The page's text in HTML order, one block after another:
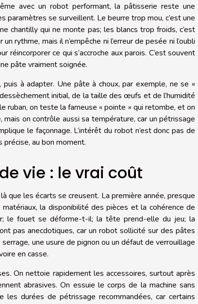
avec un robot performant, la pâtisserie reste une
se surveillent. Le beurre trop mou, c’est une
chantilly qui ne monte pas; les blancs trop froids, c’est
rythme, mais il n’empêche ni l’erreur de pesée ni l’oubli
ce qui s’accroche aux parois. C’est souvent
pâte vraiment soignée.
à adapter. Une pâte à choux, par exemple, ne se «
initial, de la taille des œufs et de l’humidité
ruban, on teste la fameuse « pointe » qui retombe, et on
on contrôle aussi sa température, car un pétrissage
le façonnage. L’intérêt du robot n’est donc pas de
précise, au bon moment.
vie : le vrai coût
que les écarts se creusent. La première année, presque
la disponibilité des pièces et la cohérence de
le fouet se déforme-t-il; la tête prend-elle du jeu; la
pas anecdotiques, car un robot sollicité sur des pâtes
une usure de pignon ou un défaut de verrouillage
en casse.
On nettoie rapidement les accessoires, surtout après
abrasives. On essuie le corps de la machine sans
les durées de pétrissage recommandées, car certains